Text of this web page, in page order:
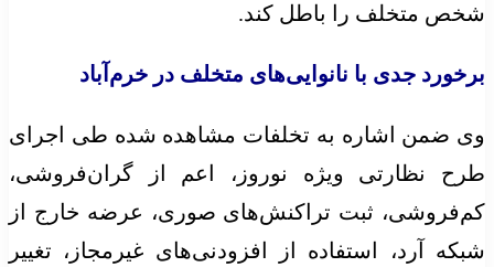
شخص متخلف را باطل کند.
برخورد جدی با نانوایی‌های متخلف در خرم‌آباد
وی ضمن اشاره به تخلفات مشاهده شده طی اجرای
طرح نظارتی ویژه نوروز، اعم از گران‌فروشی،
کم‌فروشی، ثبت تراکنش‌های صوری، عرضه خارج از
شبکه آرد، استفاده از افزودنی‌های غیرمجاز، تغییر